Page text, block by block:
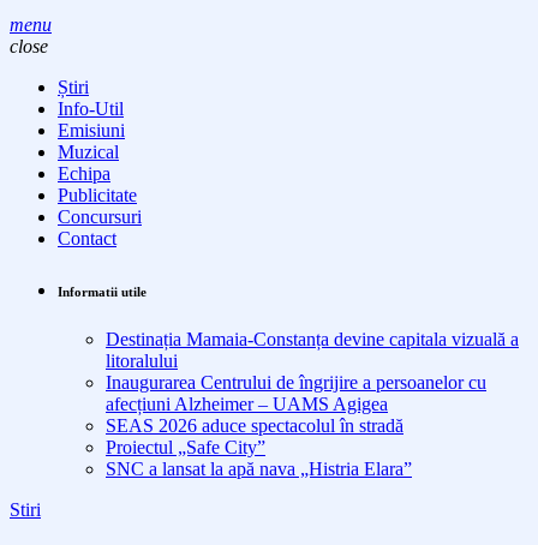
menu
close
Știri
Info-Util
Emisiuni
Muzical
Echipa
Publicitate
Concursuri
Contact
Informatii utile
Destinația Mamaia-Constanța devine capitala vizuală a
litoralului
Inaugurarea Centrului de îngrijire a persoanelor cu
afecțiuni Alzheimer – UAMS Agigea
SEAS 2026 aduce spectacolul în stradă
Proiectul „Safe City”
SNC a lansat la apă nava „Histria Elara”
Stiri